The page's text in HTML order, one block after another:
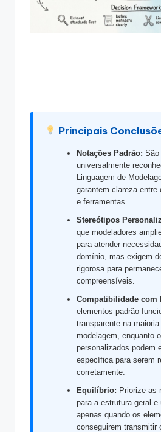
Principais
Notações Padrão:
universalmente
Linguagem de
garantem clareza entre
e ferramentas.
Stereótipos
que modeladores
para atender
domínio, mas exigem
rigorosa para
compreensíveis.
Compatibilidade com
elementos padrão
transparente na
modelagem, enquanto
personalizados podem
específica para serem
corretamente.
Equilíbrio: Priorize as
para a estrutura geral e
apenas quando os
conseguirem transmitir